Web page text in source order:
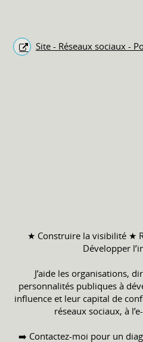
Site - Réseaux sociaux -
★ Construire la visibilité ★
Développer
J’aide les organisations,
personnalités publiques à
influence et leur capital de
réseaux sociaux, à
➡️ Contactez-moi pour un